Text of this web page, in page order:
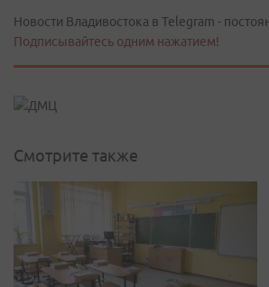
Новости Владивостока в Telegram -
Подписывайтесь одним нажатием!
Смотрите также